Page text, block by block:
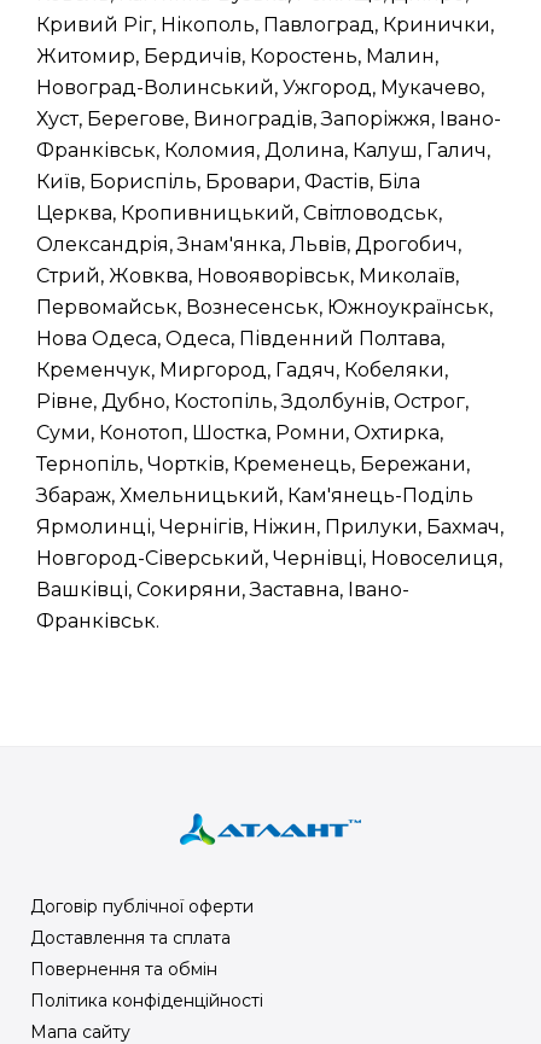
Кривий Ріг, Нікополь, Павлоград, Кринички,
Житомир, Бердичів, Коростень, Малин,
Новоград-Волинський, Ужгород, Мукачево,
Хуст, Берегове, Виноградів, Запоріжжя, Івано-
Франківськ, Коломия, Долина, Калуш, Галич,
Київ, Бориспіль, Бровари, Фастів, Біла
Церква, Кропивницький, Світловодськ,
Олександрія, Знам'янка, Львів, Дрогобич,
Стрий, Жовква, Новояворівськ, Миколаїв,
Первомайськ, Вознесенськ, Южноукраїнськ,
Нова Одеса, Одеса, Південний Полтава,
Кременчук, Миргород, Гадяч, Кобеляки,
Рівне, Дубно, Костопіль, Здолбунів, Острог,
Суми, Конотоп, Шостка, Ромни, Охтирка,
Тернопіль, Чортків, Кременець, Бережани,
Збараж, Хмельницький, Кам'янець-Поділь
Ярмолинці, Чернігів, Ніжин, Прилуки, Бахмач,
Новгород-Сіверський, Чернівці, Новоселиця,
Вашківці, Сокиряни, Заставна, Івано-
Франківськ.
Договір публічної оферти
Доставлення та сплата
Повернення та обмін
Політика конфіденційності
Мапа сайту